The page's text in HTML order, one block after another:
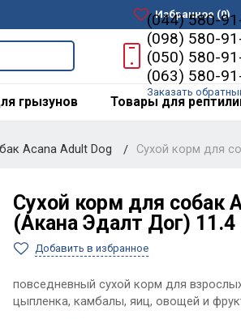
Избранное(0)
(044) 580-
(098) 580-
(050) 580-
(063) 580-
Заказать
грызунов Товары для
Acana Adult Dog Сухой корм для
Сухой корм для собак
(Акана Эдалт Дог) 11.4
Добавить в избранное
повседневный сухой корм для
цыпленка, камбалы, яиц, овощей и